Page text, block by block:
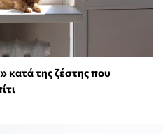
κατά της ζέστης που